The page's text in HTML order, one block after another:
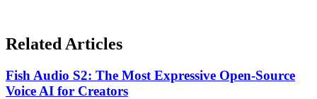
Related Articles
Fish Audio S2: The Most Expressive Open-Source
Voice AI for Creators